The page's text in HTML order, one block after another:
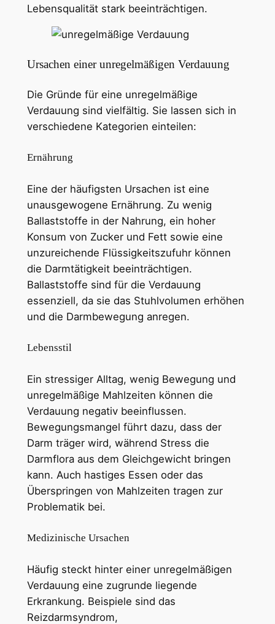
Lebensqualität stark beeinträchtigen.
Ursachen einer unregelmäßigen Verdauung
Die Gründe für eine unregelmäßige
Verdauung sind vielfältig. Sie lassen sich in
verschiedene Kategorien einteilen:
Ernährung
Eine der häufigsten Ursachen ist eine
unausgewogene Ernährung. Zu wenig
Ballaststoffe in der Nahrung, ein hoher
Konsum von Zucker und Fett sowie eine
unzureichende Flüssigkeitszufuhr können
die Darmtätigkeit beeinträchtigen.
Ballaststoffe sind für die Verdauung
essenziell, da sie das Stuhlvolumen erhöhen
und die Darmbewegung anregen.
Lebensstil
Ein stressiger Alltag, wenig Bewegung und
unregelmäßige Mahlzeiten können die
Verdauung negativ beeinflussen.
Bewegungsmangel führt dazu, dass der
Darm träger wird, während Stress die
Darmflora aus dem Gleichgewicht bringen
kann. Auch hastiges Essen oder das
Überspringen von Mahlzeiten tragen zur
Problematik bei.
Medizinische Ursachen
Häufig steckt hinter einer unregelmäßigen
Verdauung eine zugrunde liegende
Erkrankung. Beispiele sind das
Reizdarmsyndrom,